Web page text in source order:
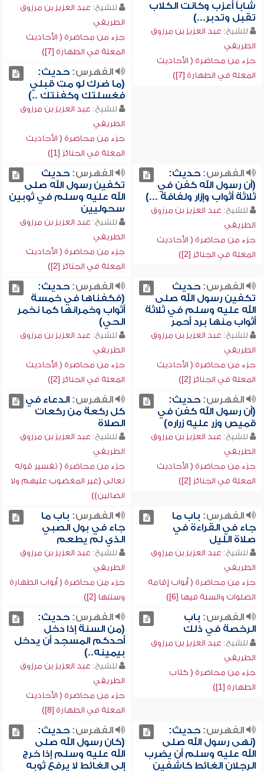
شاباً أعزب وكانت الكلاب
تقبل وتدبر...)
للشيخ: عبد العزيز بن مرزوق
الطريفي
جزء من محاضرة ( الأحاديث
المعلة في الطهارة [7])
للشيخ: عبد العزيز بن مرزوق
الطريفي
جزء من محاضرة ( الأحاديث
المعلة في الطهارة [7])
الفهرس:حديث:
(ما ضرك لو مت قبلي
فغسلتك وكفنتك ..)
للشيخ: عبد العزيز بن مرزوق
الطريفي
جزء من محاضرة ( الأحاديث
المعلة في الجنائز [1])
الفهرس:حديث:
(أن رسول الله كفن في
ثلاثة أثواب وإزار ولفافة ...)
للشيخ: عبد العزيز بن مرزوق
الطريفي
جزء من محاضرة ( الأحاديث
المعلة في الجنائز [2])
الفهرس:حديث
تكفين رسول الله صلى
الله عليه وسلم في ثوبين
سحوليين
للشيخ: عبد العزيز بن مرزوق
الطريفي
جزء من محاضرة ( الأحاديث
المعلة في الجنائز [2])
الفهرس:حديث
تكفين رسول الله صلى
الله عليه وسلم في ثلاثة
أثواب منها برد أحمر
للشيخ: عبد العزيز بن مرزوق
الطريفي
جزء من محاضرة ( الأحاديث
المعلة في الجنائز [2])
الفهرس:حديث:
(فكفناها في خمسة
أثواب وخمرانها كما نخمر
الحي)
للشيخ: عبد العزيز بن مرزوق
الطريفي
جزء من محاضرة ( الأحاديث
المعلة في الجنائز [2])
الفهرس:حديث:
(أن رسول الله كفن في
قميص وزر عليه زراره)
للشيخ: عبد العزيز بن مرزوق
الطريفي
جزء من محاضرة ( الأحاديث
المعلة في الجنائز [2])
الفهرس:الدعاء في
كل ركعة من ركعات
الصلاة
للشيخ: عبد العزيز بن مرزوق
الطريفي
جزء من محاضرة ( تفسير قوله
تعالى (غير المغضوب عليهم ولا
الضالين))
الفهرس: باب ما
جاء في القراءة في
صلاة الليل
للشيخ: عبد العزيز بن مرزوق
الطريفي
جزء من محاضرة ( أبواب إقامة
الصلوات والسنة فيها [6])
الفهرس: باب ما
جاء في بول الصبي
الذي لم يطعم
للشيخ: عبد العزيز بن مرزوق
الطريفي
جزء من محاضرة ( أبواب الطهارة
وسننها [2])
الفهرس: باب
الرخصة في ذلك
للشيخ: عبد العزيز بن مرزوق
الطريفي
جزء من محاضرة ( كتاب
الطهارة [1])
الفهرس:حديث:
(من السنة إذا دخل
أحدكم المسجد أن يدخل
بيمينه..)
للشيخ: عبد العزيز بن مرزوق
الطريفي
جزء من محاضرة ( الأحاديث
المعلة في الطهارة [8])
الفهرس:حديث:
(نهى رسول الله صلى
الله عليه وسلم أن يضرب
الرجلان الغائط كاشفين
الفهرس:حديث:
(كان رسول الله صلى
الله عليه وسلم إذا خرج
إلى الغائط لا يرفع ثوبه